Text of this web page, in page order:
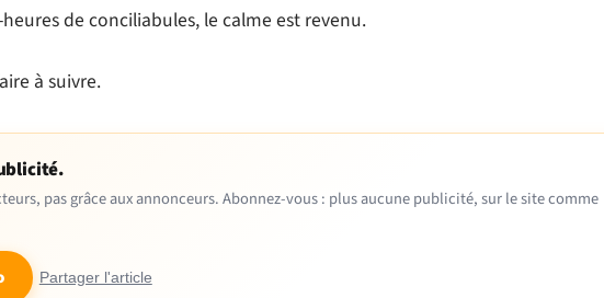
de conciliabules, le calme est revenu.
à suivre.
pas grâce aux annonceurs. Abonnez-vous : plus aucune publicité, sur le site comme
Partager l'article